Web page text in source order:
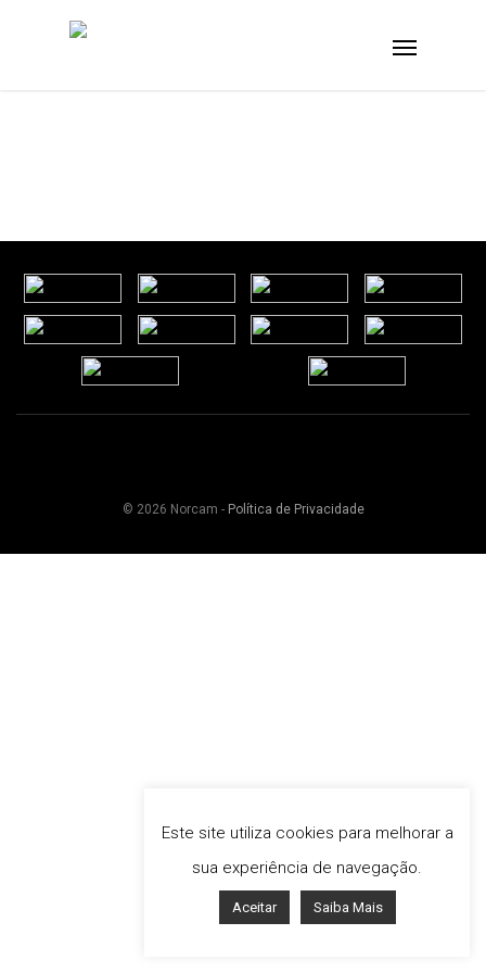
© 2026 Norcam - Política de Privacidade
Este site utiliza cookies para melhorar a
sua experiência de navegação.
Aceitar Saiba Mais